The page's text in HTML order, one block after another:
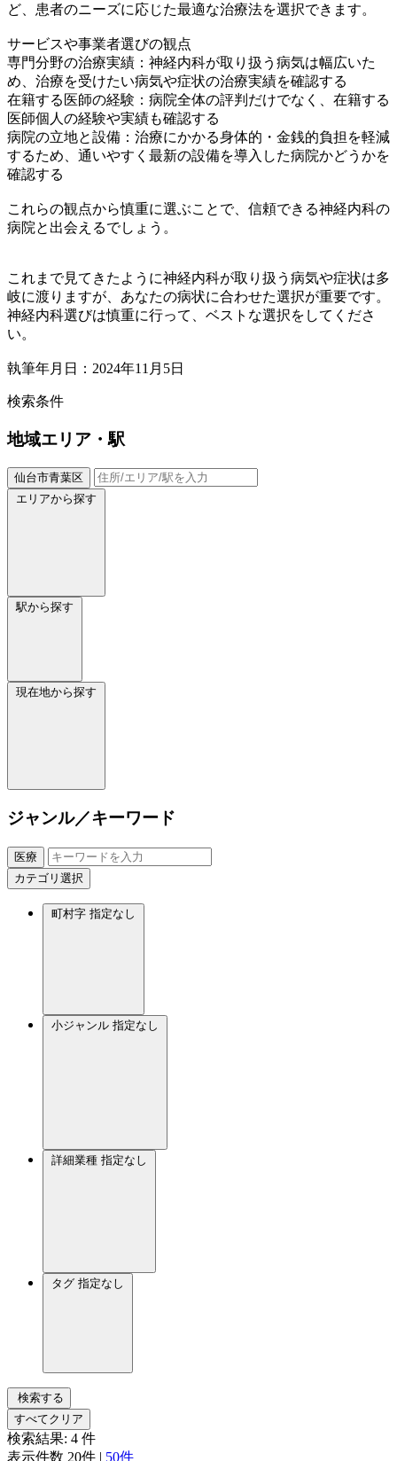
ど、患者のニーズに応じた最適な治療法を選択できます。
サービスや事業者選びの観点
専門分野の治療実績：神経内科が取り扱う病気は幅広いた
め、治療を受けたい病気や症状の治療実績を確認する
在籍する医師の経験：病院全体の評判だけでなく、在籍する
医師個人の経験や実績も確認する
病院の立地と設備：治療にかかる身体的・金銭的負担を軽減
するため、通いやすく最新の設備を導入した病院かどうかを
確認する
これらの観点から慎重に選ぶことで、信頼できる神経内科の
病院と出会えるでしょう。
これまで見てきたように神経内科が取り扱う病気や症状は多
岐に渡りますが、あなたの病状に合わせた選択が重要です。
神経内科選びは慎重に行って、ベストな選択をしてくださ
い。
執筆年月日：2024年11月5日
検索条件
地域エリア・駅
仙台市青葉区
エリアから探す
駅から探す
現在地から探す
ジャンル／キーワード
医療
カテゴリ選択
町村字 指定なし
小ジャンル 指定なし
詳細業種 指定なし
タグ 指定なし
検索する
すべてクリア
検索結果: 4 件
表示件数 20件 | 50件